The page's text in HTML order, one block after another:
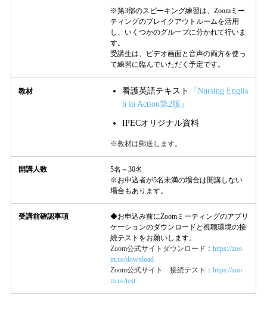
※第3部のスピーキング練習は、Zoomミー
ティングのブレイクアウトルームを活用
し、いくつかのグループに分かれて行いま
す。
受講生は、ビデオ画面と音声の両方を使っ
て練習に臨んでいただく予定です。
教材 看護英語テキスト
『Nursing Englis
h in Action第2版』
IPECオリジナル資料
※教材は郵送します。
開講人数
5名～30名
※お申込者が5名未満の場合は開講しない
場合もあります。
受講前確認事項
◆お申込み前にZoomミーティングのアプリ
ケーションのダウンロードと視聴環境の接
続テストをお願いします。
Zoom公式サイトダウンロード： https://zoo
m.us/download
Zoom公式サイト 接続テスト： https://zoo
m.us/test